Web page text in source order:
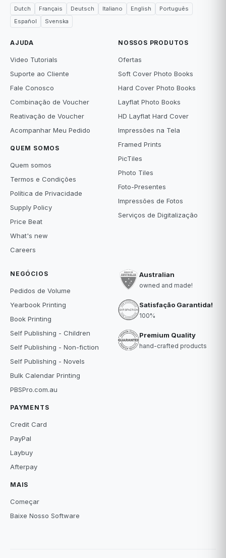
Dutch Français Deutsch Italiano English
Português
Español
Svenska
AJUDA
Video Tutorials
Suporte ao Cliente
Fale Conosco
Combinação de Voucher
Reativação de Voucher
Acompanhar Meu Pedido
QUEM SOMOS
Quem somos
Termos e Condições
Política de Privacidade
Supply Policy
Price Beat
What's new
Careers
NOSSOS PRODUTOS
Ofertas
Soft Cover Photo Books
Hard Cover Photo Books
Layflat Photo Books
HD Layflat Hard Cover
Impressões na Tela
Framed Prints
PicTiles
Photo Tiles
Foto-Presentes
Impressões de Fotos
Serviços de Digitalização
NEGÓCIOS
Pedidos de Volume
Yearbook Printing
Book Printing
Self Publishing - Children
Self Publishing - Non-fiction
Self Publishing - Novels
Bulk Calendar Printing
PBSPro.com.au
PAYMENTS
Credit Card
PayPal
Laybuy
Afterpay
MAIS
Começar
Baixe Nosso Software
Australian
owned and made!
Satisfação Garantida!
100%
Premium Quality
hand-crafted products